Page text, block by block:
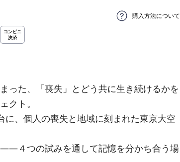
購入方法について
った、「喪失」とどう共に生き続けるかを
クト。
に、個人の喪失と地域に刻まれた東京大空
４つの試みを通して記憶を分かち合う場